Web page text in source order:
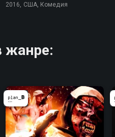
2016, США, Комедия